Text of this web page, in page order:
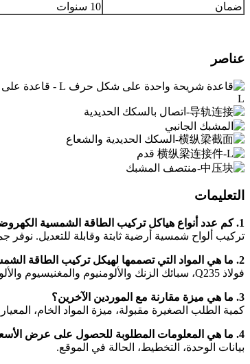
ضمان
10 سنوات
عناصر
التعليمات
1. كم عدد أنواع هياكل تركيب الطاقة الشمسية الكهروضوئية الأرضية التي نوفرها؟
تركيب ألواح شمسية أرضية ثابتة وقابلة للتعديل. نوفر
2. ما هي المواد التي تصممها لهيكل تركيب الطاقة الشمسية؟
فولاذ Q235، سبائك الزنك والألومنيوم والمغنيسيوم والألومنيوم. يتميز نظام التركيب الأرضي الفولاذي بميزة سعرية.
3. ما هي ميزة مقارنة مع الموردين الآخرين؟
كمية الطلب الصغيرة مقبولة، ميزة المواد الخام،
4. ما هي المعلومات المطلوبة للحصول على عرض الأسعار؟
بيانات الوحدة، التخطيط، الحالة في الموقع.